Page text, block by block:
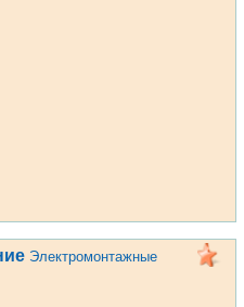
Электромонтажные